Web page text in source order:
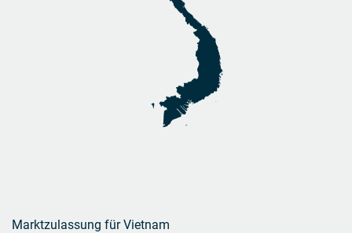
Marktzulassung für Vietnam